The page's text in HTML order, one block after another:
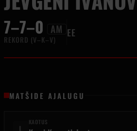
7–7–0 AM
REKORD (V–K–V)
EE
MATŠIDE AJALUGU
L
KAOTUS